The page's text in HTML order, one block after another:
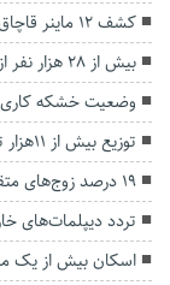
کشف ۱۲ ماینر قاچاق از یک دامداری در گرگان
بیش از ۲۸ هزار نفر از مردم گنبدکاووس در سن سالمندی هستند.
وضعیت خشکه کاری
توزیع بیش از ۱۱هزار تن برنج و شکر تنظیم بازار در گلستان
۱۹ درصد زوج‌های متقاضی طلاق در گلستان به زندگی مشترک بازگشتند
تردد دیپلمات‌های
اسکان بیش از یک